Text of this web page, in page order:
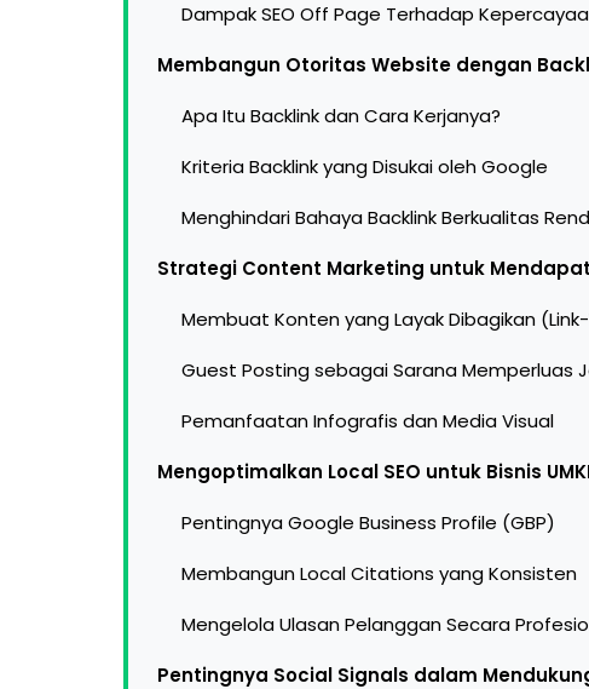
Dampak SEO Off Page Terhadap
Membangun Otoritas Website dengan
Apa Itu Backlink dan Cara Kerjanya?
Kriteria Backlink yang Disukai oleh Google
Menghindari Bahaya Backlink Berkualitas
Strategi Content Marketing untuk
Membuat Konten yang Layak Dibagikan
Guest Posting sebagai Sarana Memperluas
Pemanfaatan Infografis dan Media Visual
Mengoptimalkan Local SEO untuk Bisnis
Pentingnya Google Business Profile (GBP)
Membangun Local Citations yang Konsisten
Mengelola Ulasan Pelanggan Secara
Pentingnya Social Signals dalam